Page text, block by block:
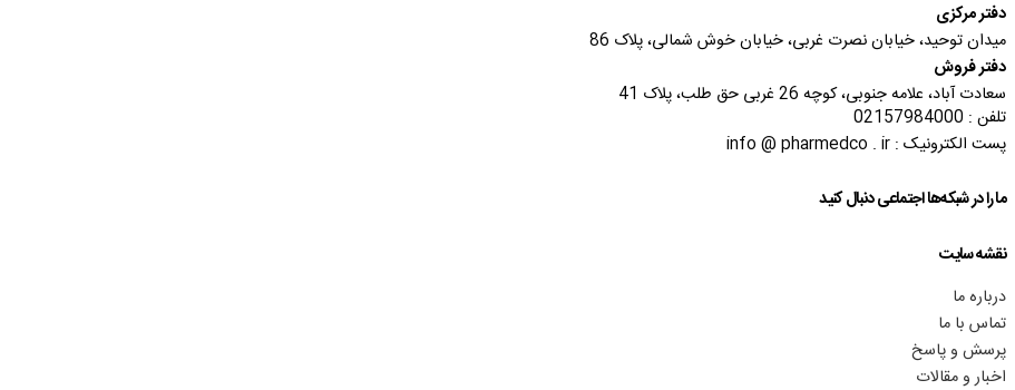
دفتر مرکزی
میدان توحید، خیابان نصرت غربی، خیابان خوش شمالی، پلاک 86
دفتر فروش
سعادت آباد، علامه جنوبی، کوچه 26 غربی حق طلب، پلاک 41
تلفن : 02157984000
پست الکترونیک : info @ pharmedco . ir
ما را در شبکه‌ها اجتماعی دنبال کنید
نقشه سایت
درباره ما
تماس با ما
پرسش و پاسخ
اخبار و مقالات